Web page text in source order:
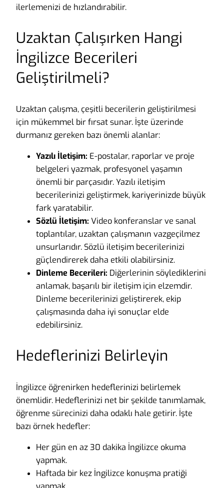
ilerlemenizi de hızlandırabilir.
Uzaktan Çalışırken Hangi
İngilizce Becerileri
Geliştirilmeli?
Uzaktan çalışma, çeşitli becerilerin geliştirilmesi
için mükemmel bir fırsat sunar. İşte üzerinde
durmanız gereken bazı önemli alanlar:
Yazılı İletişim: E-postalar, raporlar ve proje
belgeleri yazmak, profesyonel yaşamın
önemli bir parçasıdır. Yazılı iletişim
becerilerinizi geliştirmek, kariyerinizde büyük
fark yaratabilir.
Sözlü İletişim: Video konferanslar ve sanal
toplantılar, uzaktan çalışmanın vazgeçilmez
unsurlarıdır. Sözlü iletişim becerilerinizi
güçlendirerek daha etkili olabilirsiniz.
Dinleme Becerileri: Diğerlerinin söylediklerini
anlamak, başarılı bir iletişim için elzemdir.
Dinleme becerilerinizi geliştirerek, ekip
çalışmasında daha iyi sonuçlar elde
edebilirsiniz.
Hedeflerinizi Belirleyin
İngilizce öğrenirken hedeflerinizi belirlemek
önemlidir. Hedeflerinizi net bir şekilde tanımlamak,
öğrenme sürecinizi daha odaklı hale getirir. İşte
bazı örnek hedefler:
Her gün en az 30 dakika İngilizce okuma
yapmak.
Haftada bir kez İngilizce konuşma pratiği